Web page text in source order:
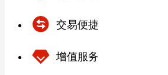
交易便捷
增值服务